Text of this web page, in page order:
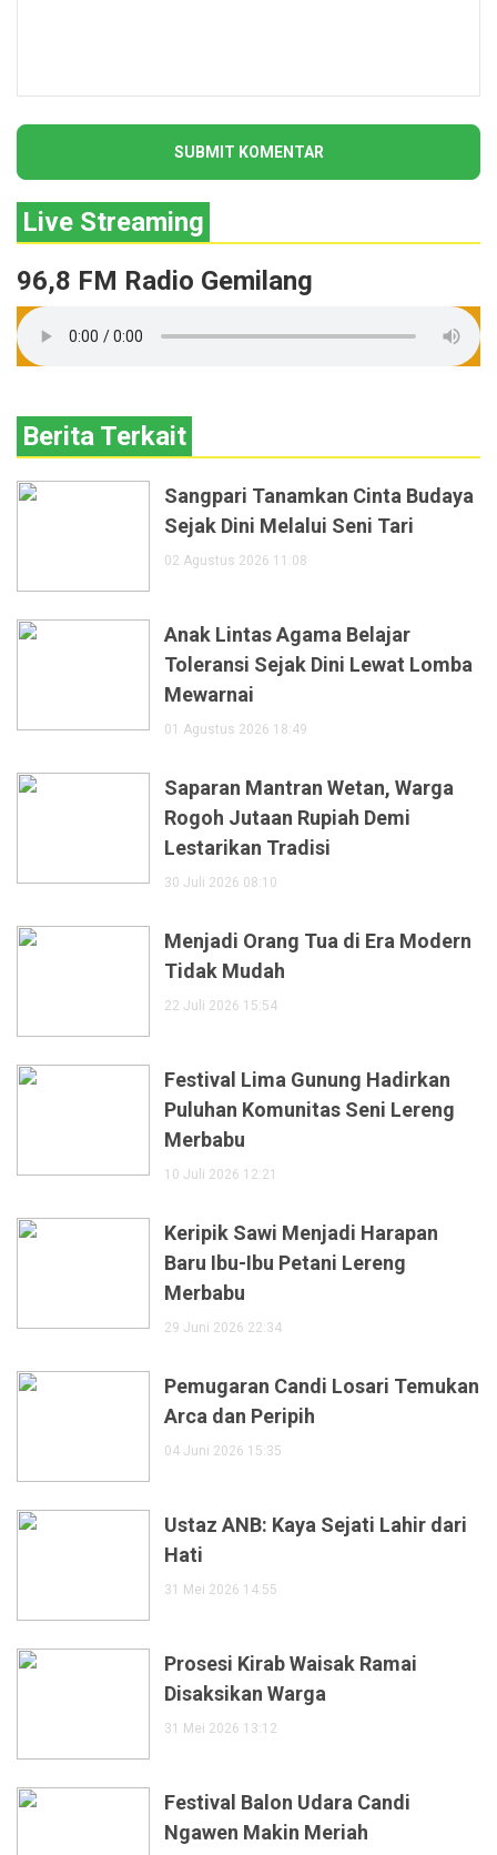
Live Streaming
96,8 FM Radio Gemilang
Berita Terkait
Sangpari Tanamkan Cinta Budaya
Sejak Dini Melalui Seni Tari
02 Agustus 2026 11:08
Anak Lintas Agama Belajar
Toleransi Sejak Dini Lewat Lomba
Mewarnai
01 Agustus 2026 18:49
Saparan Mantran Wetan, Warga
Rogoh Jutaan Rupiah Demi
Lestarikan Tradisi
30 Juli 2026 08:10
Menjadi Orang Tua di Era Modern
Tidak Mudah
22 Juli 2026 15:54
Festival Lima Gunung Hadirkan
Puluhan Komunitas Seni Lereng
Merbabu
10 Juli 2026 12:21
Keripik Sawi Menjadi Harapan
Baru Ibu-Ibu Petani Lereng
Merbabu
29 Juni 2026 22:34
Pemugaran Candi Losari Temukan
Arca dan Peripih
04 Juni 2026 15:35
Ustaz ANB: Kaya Sejati Lahir dari
Hati
31 Mei 2026 14:55
Prosesi Kirab Waisak Ramai
Disaksikan Warga
31 Mei 2026 13:12
Festival Balon Udara Candi
Ngawen Makin Meriah